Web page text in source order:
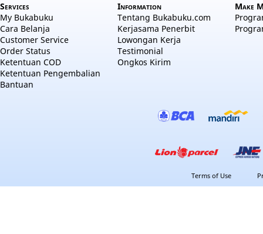
Services
My Bukabuku
Cara Belanja
Customer Service
Order Status
Ketentuan COD
Ketentuan Pengembalian
Bantuan
Information
Tentang Bukabuku.com
Kerjasama Penerbit
Lowongan Kerja
Testimonial
Ongkos Kirim
Make
Terms of Use